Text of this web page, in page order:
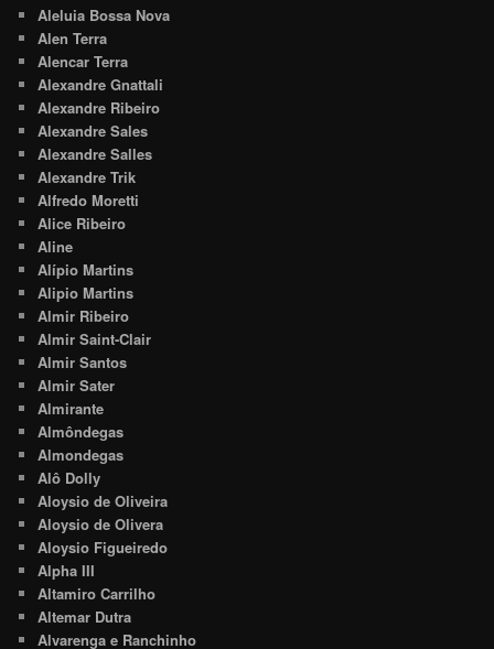
Aleluia Bossa Nova
Alen Terra
Alencar Terra
Alexandre Gnattali
Alexandre Ribeiro
Alexandre Sales
Alexandre Salles
Alexandre Trik
Alfredo Moretti
Alice Ribeiro
Aline
Alípio Martins
Alipio Martins
Almir Ribeiro
Almir Saint-Clair
Almir Santos
Almir Sater
Almirante
Almôndegas
Almondegas
Alô Dolly
Aloysio de Oliveira
Aloysio de Olivera
Aloysio Figueiredo
Alpha III
Altamiro Carrilho
Altemar Dutra
Alvarenga e Ranchinho